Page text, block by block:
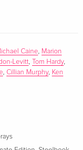
CHF 32.50
eine Idee in das
Sollte ihnen das
Caine, Marion
Levitt, Tom Hardy,
, Cillian Murphy, Ken